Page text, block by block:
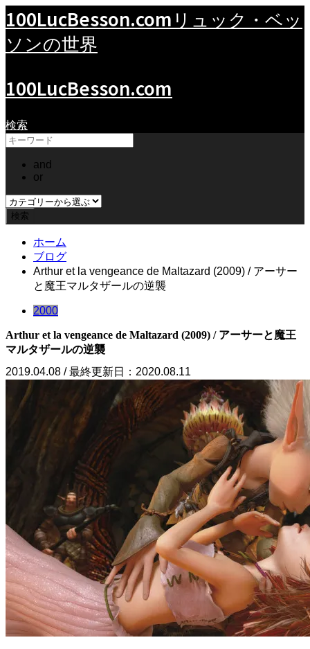
100LucBesson.com リュック・ベッ
ソンの世界
100LucBesson.com
検索
and
or
ホーム
ブログ
Arthur et la vengeance de Maltazard (2009) / アーサー
と魔王マルタザールの逆襲
2000
Arthur et la vengeance de Maltazard (2009) / アーサーと魔王
マルタザールの逆襲
2019.04.08 / 最終更新日：2020.08.11